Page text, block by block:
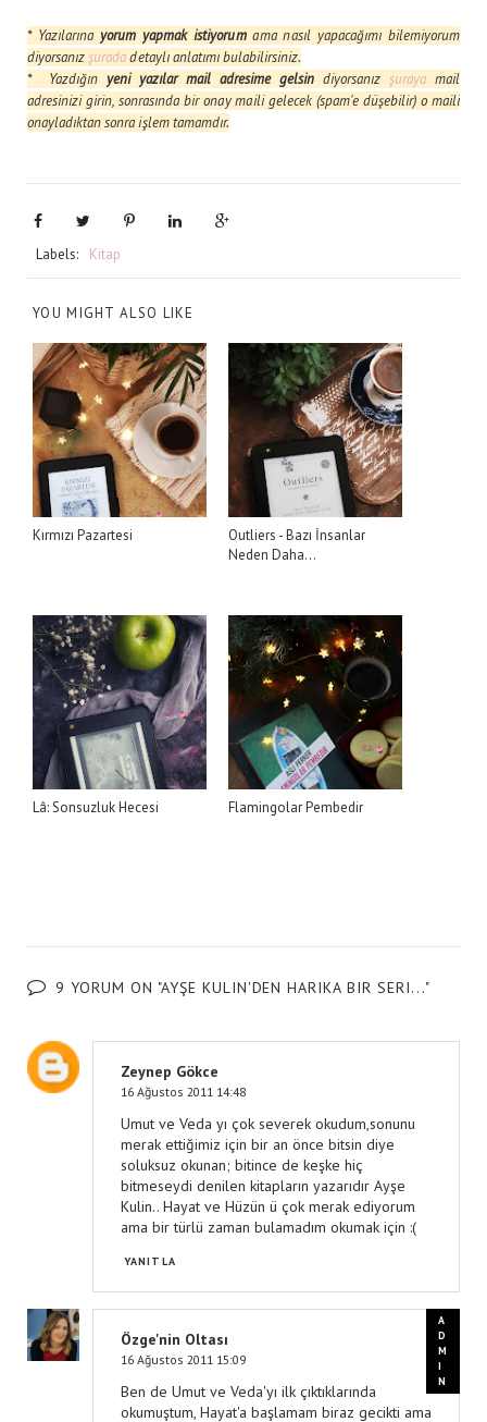
* Yazılarına yorum yapmak istiyorumama nasıl yapacağımı bilemiyorum
diyorsanızşuradadetaylı anlatımı bulabilirsiniz.
* Yazdığın yeni yazılar mail adresime gelsindiyorsanız şuraya mail
adresinizi girin, sonrasında bir onay maili gelecek (spam'e düşebilir) o maili
onayladıktan sonra işlem tamamdır.
Labels: Kitap
YOU MIGHT ALSO LIKE
Kırmızı Pazartesi
Outliers - Bazı İnsanlar
Neden Daha...
Lâ: Sonsuzluk Hecesi Flamingolar Pembedir
9 YORUM ON "AYŞE KULIN'DEN HARIKA BIR SERI..."
Zeynep Gökce
16 Ağustos 2011 14:48
Umut ve Veda yı çok severek okudum,sonunu
merak ettiğimiz için bir an önce bitsin diye
soluksuz okunan; bitince de keşke hiç
bitmeseydi denilen kitapların yazarıdır Ayşe
Kulin.. Hayat ve Hüzün ü çok merak ediyorum
ama bir türlü zaman bulamadım okumak için :(
YANITLA
Özge'nin Oltası
16 Ağustos 2011 15:09
Ben de Umut ve Veda'yı ilk çıktıklarında
okumuştum, Hayat'a başlamam biraz gecikti ama